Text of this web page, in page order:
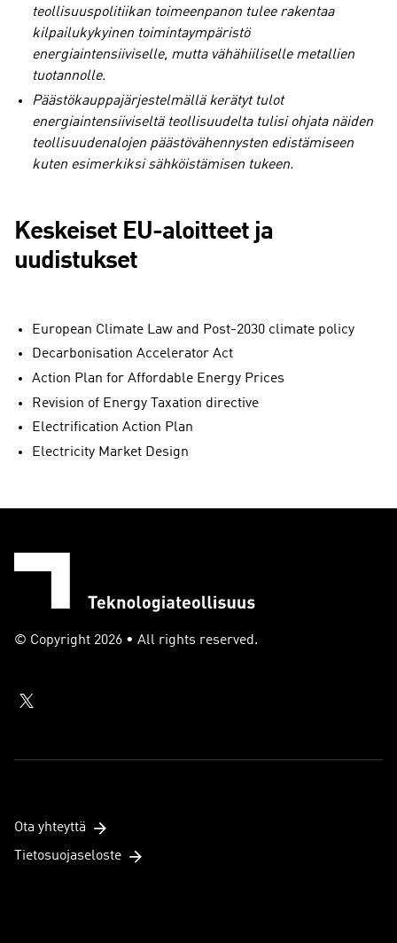
teollisuuspolitiikan toimeenpanon tulee rakentaa
kilpailukykyinen toimintaympäristö
energiaintensiiviselle, mutta vähähiiliselle metallien
tuotannolle.
Päästökauppajärjestelmällä kerätyt tulot
energiaintensiiviseltä teollisuudelta tulisi ohjata näiden
teollisuudenalojen päästövähennysten edistämiseen
kuten esimerkiksi sähköistämisen tukeen.
Keskeiset EU-aloitteet ja
uudistukset
European Climate Law and Post-2030 climate policy
Decarbonisation Accelerator Act
Action Plan for Affordable Energy Prices
Revision of Energy Taxation directive
Electrification Action Plan
Electricity Market Design
© Copyright 2026 • All rights reserved.
Ota yhteyttä
Tietosuojaseloste